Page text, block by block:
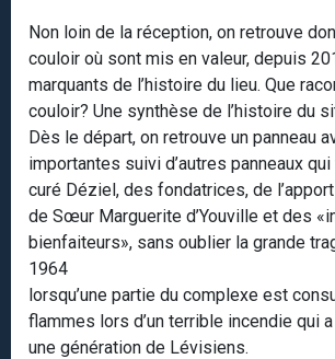
Non loin de la réception, on retrouve
couloir où sont mis en valeur, depuis
marquants de l’histoire du lieu. Que
couloir? Une synthèse de l’histoire du
Dès le départ, on retrouve un panneau
importantes suivi d’autres panneaux
curé Déziel, des fondatrices, de
de Sœur Marguerite d’Youville et des
bienfaiteurs», sans oublier la grande
1964
lorsqu’une partie du complexe est
flammes lors d’un terrible incendie qui
une génération de Lévisiens.